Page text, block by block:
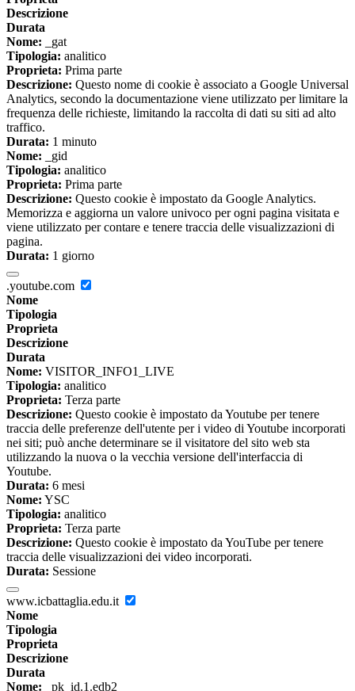
Descrizione
Durata
Nome: _gat
Tipologia: analitico
Proprieta: Prima parte
Descrizione: Questo nome di cookie è associato a Google Universal
Analytics, secondo la documentazione viene utilizzato per limitare la
frequenza delle richieste, limitando la raccolta di dati su siti ad alto
traffico.
Durata: 1 minuto
Nome: _gid
Tipologia: analitico
Proprieta: Prima parte
Descrizione: Questo cookie è impostato da Google Analytics.
Memorizza e aggiorna un valore univoco per ogni pagina visitata e
viene utilizzato per contare e tenere traccia delle visualizzazioni di
pagina.
Durata: 1 giorno
.youtube.com
Nome
Tipologia
Proprieta
Descrizione
Durata
Nome: VISITOR_INFO1_LIVE
Tipologia: analitico
Proprieta: Terza parte
Descrizione: Questo cookie è impostato da Youtube per tenere
traccia delle preferenze dell'utente per i video di Youtube incorporati
nei siti; può anche determinare se il visitatore del sito web sta
utilizzando la nuova o la vecchia versione dell'interfaccia di
Youtube.
Durata: 6 mesi
Nome: YSC
Tipologia: analitico
Proprieta: Terza parte
Descrizione: Questo cookie è impostato da YouTube per tenere
traccia delle visualizzazioni dei video incorporati.
Durata: Sessione
www.icbattaglia.edu.it
Nome
Tipologia
Proprieta
Descrizione
Durata
Nome: _pk_id.1.edb2